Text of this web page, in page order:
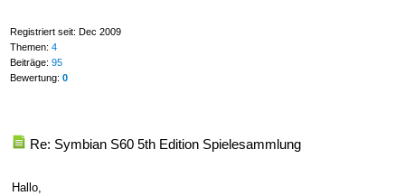
Registriert seit: Dec 2009
Themen: 4
Beiträge: 95
Bewertung: 0
Re: Symbian S60 5th Edition Spielesammlung
Hallo,